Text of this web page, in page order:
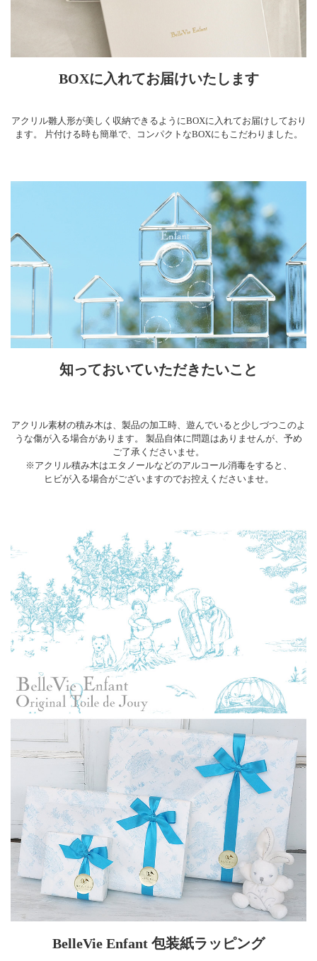
BOXに入れてお届けいたします
アクリル雛人形が美しく収納できるようにBOXに入れてお届けしており
ます。 片付ける時も簡単で、コンパクトなBOXにもこだわりました。
知っておいていただきたいこと
アクリル素材の積み木は、製品の加工時、遊んでいると少しづつこのよ
うな傷が入る場合があります。 製品自体に問題はありませんが、予め
ご了承くださいませ。
※アクリル積み木はエタノールなどのアルコール消毒をすると、
ヒビが入る場合がございますのでお控えくださいませ。
BelleVie Enfant 包装紙ラッピング